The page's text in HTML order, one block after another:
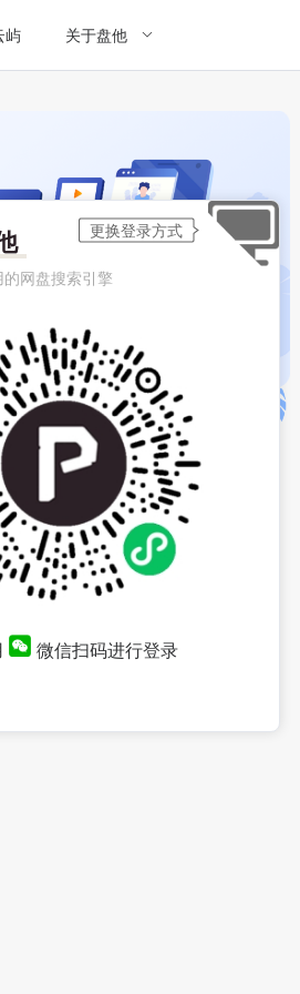
屿 关于盘他
的网盘搜索引擎
微信扫码进行登录